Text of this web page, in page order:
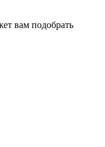
вам подобрать